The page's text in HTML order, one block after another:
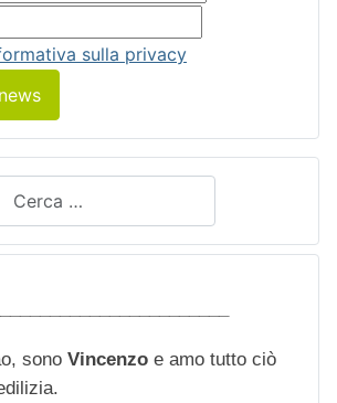
sulla privacy
sono Vincenzo e amo tutto ciò